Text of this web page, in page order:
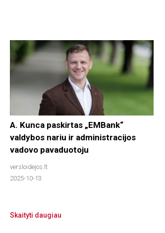
A. Kunca paskirtas „EMBank“
valdybos nariu ir administracijos
vadovo pavaduotoju
versloidejos.lt
2025-10-13
Skaityti daugiau